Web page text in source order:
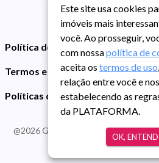
Política de Privacidade
Termos e Condições de Uso
Políticas de Cookies
@2026Guarida Imóvel. Todos os
413J | CNPJ Guarida:
Este site usa cookies
imóveis mais
você. Ao prosseguir,
com nossapolítica de
aceita os termos de uso
relação entre você e
estabelecendo as
da PLATAFORMA.
OK,